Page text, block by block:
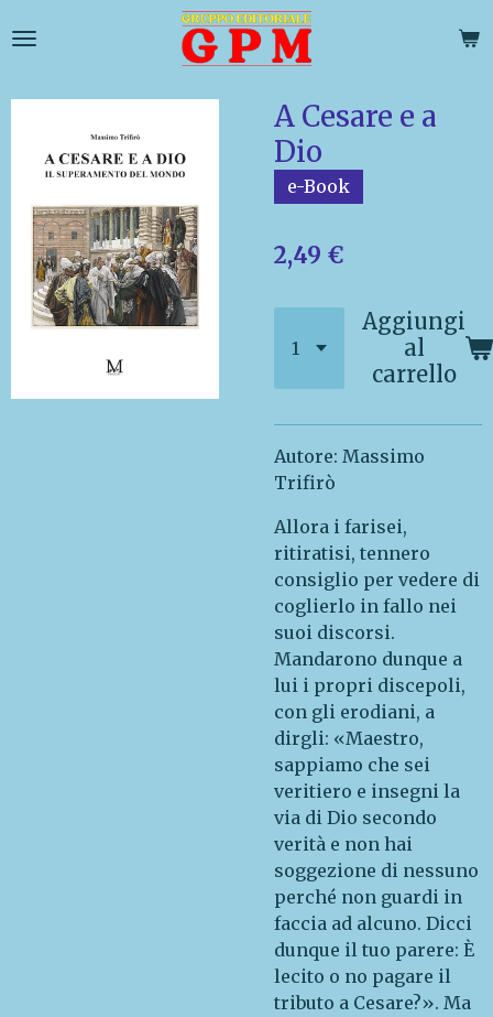
al
principale
A Cesare e a
Dio
e-Book
2,49 €
Aggiungi
al
carrello
Autore: Massimo
Trifirò
Allora i farisei,
ritiratisi, tennero
consiglio per vedere di
coglierlo in fallo nei
suoi discorsi.
Mandarono dunque a
lui i propri discepoli,
con gli erodiani, a
dirgli: «Maestro,
sappiamo che sei
veritiero e insegni la
via di Dio secondo
verità e non hai
soggezione di nessuno
perché non guardi in
faccia ad alcuno. Dicci
dunque il tuo parere: È
lecito o no pagare il
tributo a Cesare?». Ma